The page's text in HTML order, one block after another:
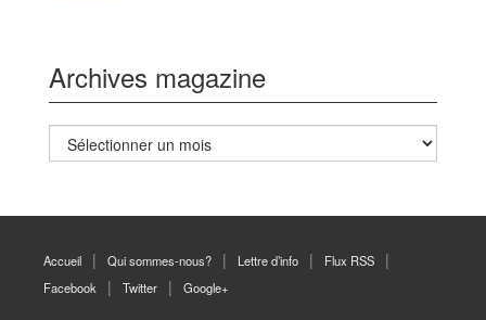
Archives magazine
Archives
magazine
Accueil Qui sommes-nous? Lettre d’info
Flux RSS
Facebook
Twitter Google+